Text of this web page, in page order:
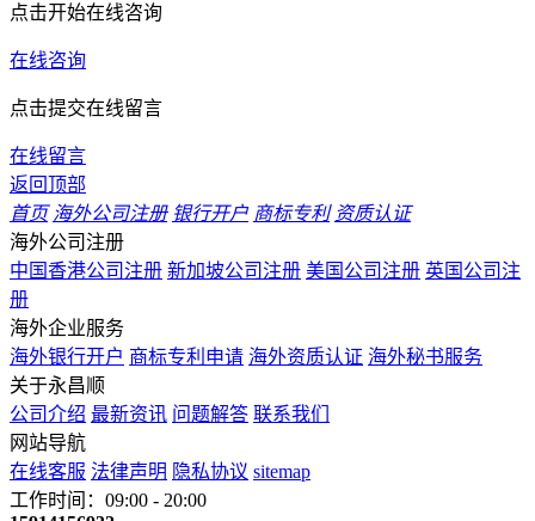
点击开始在线咨询
在线咨询
点击提交在线留言
在线留言
返回顶部
首页 海外公司注册 银行开户 商标专利 资质认证
海外公司注册
中国香港公司注册 新加坡公司注册 美国公司注册 英国公司注
册
海外企业服务
海外银行开户 商标专利申请 海外资质认证 海外秘书服务
关于永昌顺
公司介绍 最新资讯 问题解答 联系我们
网站导航
在线客服 法律声明 隐私协议 sitemap
工作时间：09:00 - 20:00